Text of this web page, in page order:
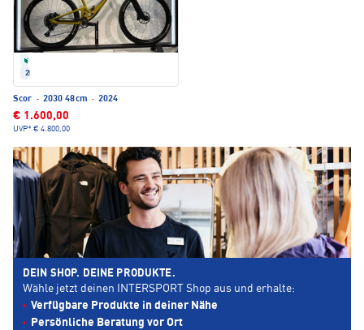
2024
Scor · 2030 48cm · 2024
€ 1.600,00
UVP* € 4.800,00
DEIN SHOP. DEINE PRODUKTE.
Wähle jetzt deinen INTERSPORT Shop aus und erhalte:
Verfügbare Produkte in deiner Nähe
Persönliche Beratung vor Ort